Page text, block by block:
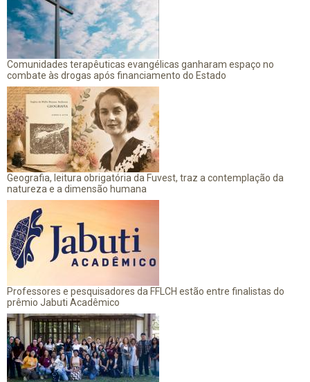
Comunidades terapêuticas evangélicas ganharam espaço no
combate às drogas após financiamento do Estado
Geografia, leitura obrigatória da Fuvest, traz a contemplação da
natureza e a dimensão humana
Professores e pesquisadores da FFLCH estão entre finalistas do
prêmio Jabuti Acadêmico